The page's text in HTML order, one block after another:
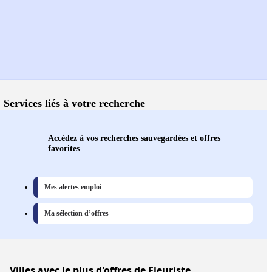
Services liés à votre recherche
Accédez à vos recherches sauvegardées et offres
favorites
Mes alertes emploi
Ma sélection d’offres